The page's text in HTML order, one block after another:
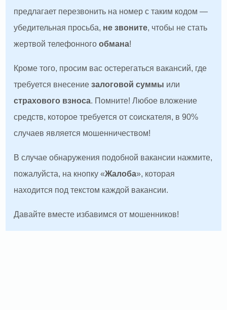
предлагает перезвонить на номер с таким кодом —
убедительная просьба, не звоните, чтобы не стать
жертвой телефонногообмана!
Кроме того, просим вас остерегаться вакансий, где
требуется внесениезалоговой суммы или
страхового взноса. Помните! Любое вложение
средств, которое требуется от соискателя, в 90%
случаев является мошенничеством!
В случае обнаружения подобной вакансии нажмите,
пожалуйста, на кнопку «Жалоба», которая
находится под текстом каждой вакансии.
Давайте вместе избавимся от мошенников!